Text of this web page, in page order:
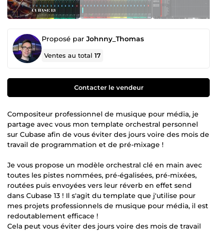
Proposé par Johnny_Thomas
Ventes au total17
Contacter le vendeur
Compositeur professionnel de musique pour média, je
partage avec vous mon template orchestral personnel
sur Cubase afin de vous éviter des jours voire des mois de
travail de programmation et de pré-mixage !
Je vous propose un modèle orchestral clé en main avec
toutes les pistes nommées, pré-égalisées, pré-mixées,
routées puis envoyées vers leur réverb en effet send
dans Cubase 13 ! Il s'agit du template que j'utilise pour
mes projets professionnels de musique pour média, il est
redoutablement efficace !
Cela peut vous éviter des jours voire des mois de travail